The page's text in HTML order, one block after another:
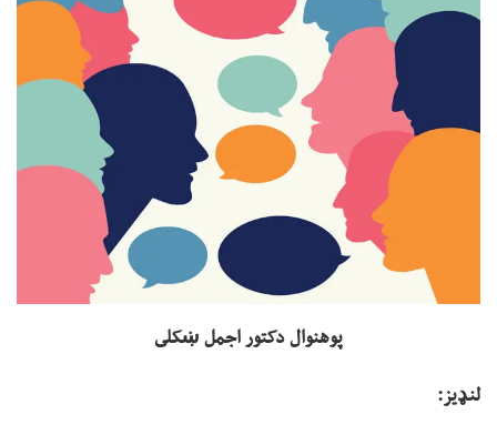
پوهنوال دکتور اجمل ښکلى
لنډيز: